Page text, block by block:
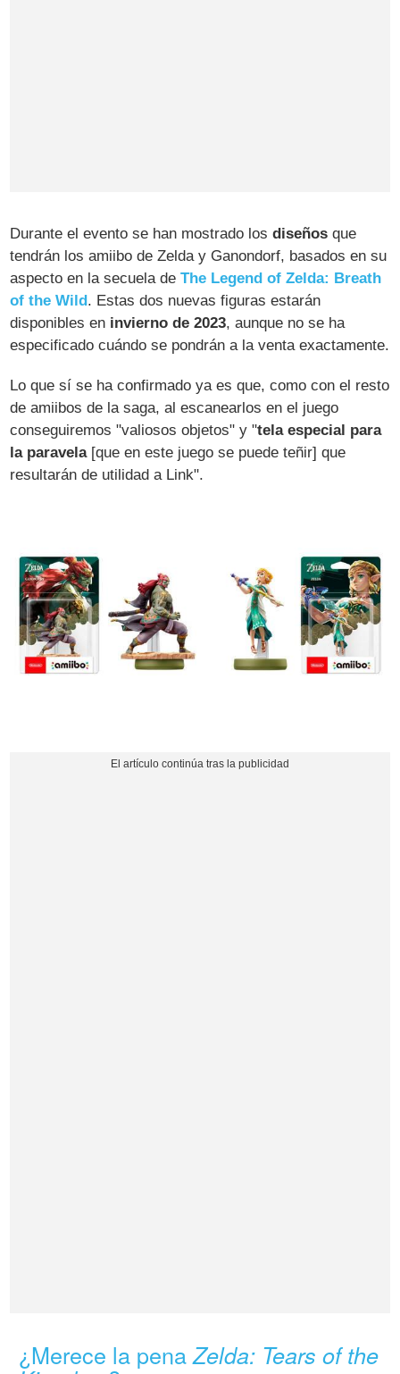
Durante el evento se han mostrado los diseños que
tendrán los amiibo de Zelda y Ganondorf, basados en su
aspecto en la secuela deThe Legend of Zelda: Breath
of the Wild. Estas dos nuevas figuras estarán
disponibles en invierno de 2023, aunque no se ha
especificado cuándo se pondrán a la venta exactamente.
Lo que sí se ha confirmado ya es que, como con el resto
de amiibos de la saga, al escanearlos en el juego
conseguiremos "valiosos objetos" y "tela especial para
la paravela[que en este juego se puede teñir] que
resultarán de utilidad a Link".
¿Merece la penaZelda: Tears of the